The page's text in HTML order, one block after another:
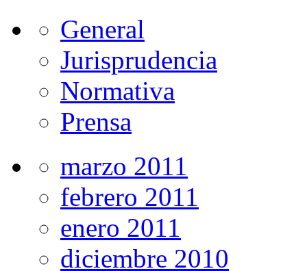
General
Jurisprudencia
Normativa
Prensa
marzo 2011
febrero 2011
enero 2011
diciembre 2010